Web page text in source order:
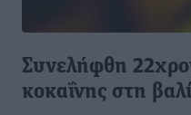
Συνελήφθη
κοκαΐνης στη